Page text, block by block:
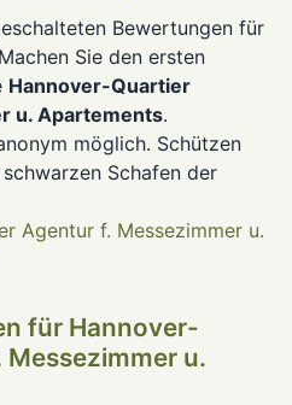
Bewertungen für
Sie den ersten
Hannover-Quartier
u. Apartements.
möglich. Schützen
Schafen der
Agentur f. Messezimmer u.
für Hannover-
u.